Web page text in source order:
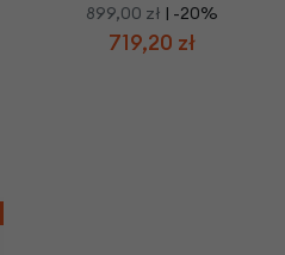
899,00 zł | -20%
719,20 zł